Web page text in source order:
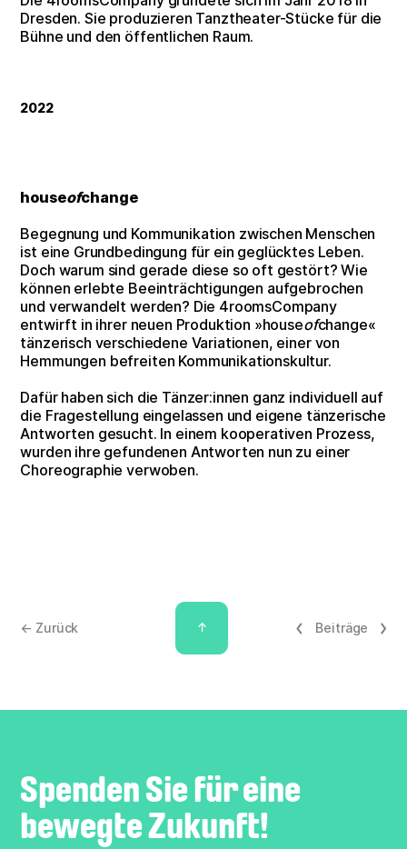
Dresden. Sie produzieren Tanztheater-Stücke für die
Bühne und den öffentlichen Raum.
2022
houseofchange
Begegnung und Kommunikation zwischen Menschen
ist eine Grundbedingung für ein geglücktes Leben.
Doch warum sind gerade diese so oft gestört? Wie
können erlebte Beeinträchtigungen aufgebrochen
und verwandelt werden? Die 4roomsCompany
entwirft in ihrer neuen Produktion »houseofchange«
tänzerisch verschiedene Variationen, einer von
Hemmungen befreiten Kommunikationskultur.
Dafür haben sich die Tänzer:innen ganz individuell auf
die Fragestellung eingelassen und eigene tänzerische
Antworten gesucht. In einem kooperativen Prozess,
wurden ihre gefundenen Antworten nun zu einer
Choreographie verwoben.
← Zurück ↑ Beiträge
Spenden Sie für eine
bewegte Zukunft!